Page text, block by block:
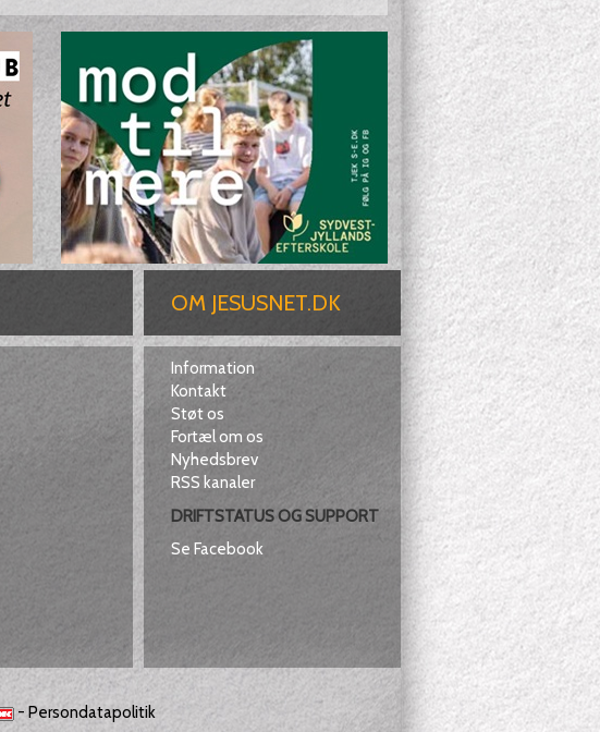
OM JESUSNET.DK
Information
Kontakt
Støt os
Fortæl om os
Nyhedsbrev
RSS kanaler
DRIFTSTATUS OG SUPPORT
Se Facebook
- Persondatapolitik